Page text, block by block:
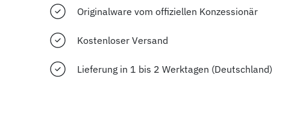
Originalware vom offiziellen Konzessionär
Kostenloser Versand
Lieferung in 1 bis 2 Werktagen (Deutschland)